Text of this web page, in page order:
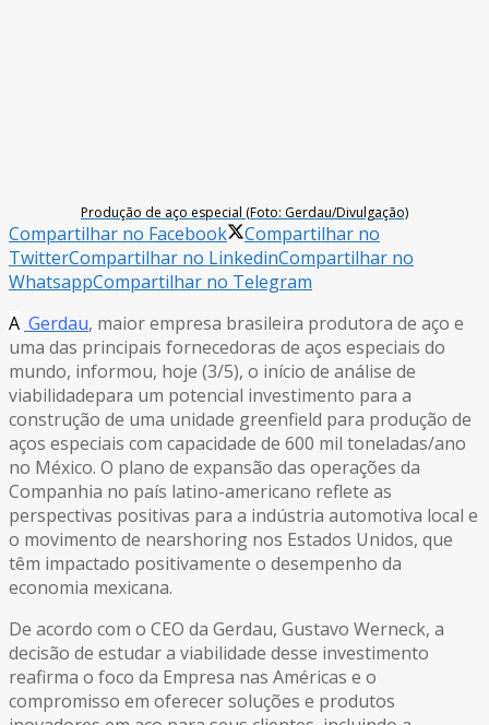
Produção de aço especial (Foto: Gerdau/Divulgação)
Compartilhar no Facebook
Compartilhar no
TwitterCompartilhar no LinkedinCompartilhar no
WhatsappCompartilhar no Telegram
A Gerdau, maior empresa brasileira produtora de aço e
uma das principais fornecedoras de aços especiais do
mundo, informou, hoje (3/5), o início de análise de
viabilidadepara um potencial investimento para a
construção de uma unidade greenfield para produção de
aços especiais com capacidade de 600 mil toneladas/ano
no México. O plano de expansão das operações da
Companhia no país latino-americano reflete as
perspectivas positivas para a indústria automotiva local e
o movimento de nearshoring nos Estados Unidos, que
têm impactado positivamente o desempenho da
economia mexicana.
De acordo com o CEO da Gerdau, Gustavo Werneck, a
decisão de estudar a viabilidade desse investimento
reafirma o foco da Empresa nas Américas e o
compromisso em oferecer soluções e produtos